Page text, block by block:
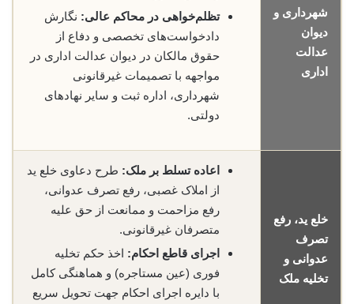
شهرداری و
دیوان
عدالت
اداری
تظلم‌خواهی در محاکم عالی: نگارش
دادخواست‌های تخصصی و دفاع از
حقوق مالکان در دیوان عدالت اداری در
مواجهه با تصمیمات غیرقانونی
شهرداری، اداره ثبت و سایر نهادهای
دولتی.
خلع ید، رفع
تصرف
عدوانی و
تخلیه ملک
اعاده تسلط بر ملک: طرح دعاوی خلع ید
از املاک غصبی، رفع تصرف عدوانی،
رفع مزاحمت و ممانعت از حق علیه
متصرفان غیرقانونی.
اجرای قاطع احکام: اخذ حکم تخلیه
فوری (عین مستاجره) و هماهنگی کامل
با دایره اجرای احکام جهت تحویل سریع